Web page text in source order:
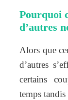
Pourquoi
d’autres
Alors que
d’autres
certains
temps tandis